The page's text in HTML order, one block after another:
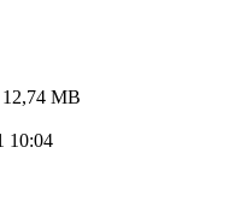
MB
10:04